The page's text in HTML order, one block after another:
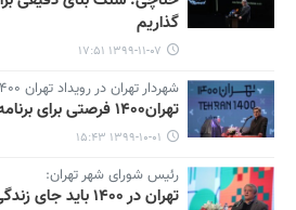
گذاریم
۱۳۹۹-۱۱-۰۷ ۱۷:۵۱
شهردار تهران در رویداد تهران ۱۴۰۰:
تهران۱۴۰۰ فرصتی برای برنامه‌ریزی آینده است
۱۳۹۹-۱۰-۰۱ ۱۵:۴۳
رئیس شورای شهر تهران:
تهران در ۱۴۰۰ باید جای زندگی باشد